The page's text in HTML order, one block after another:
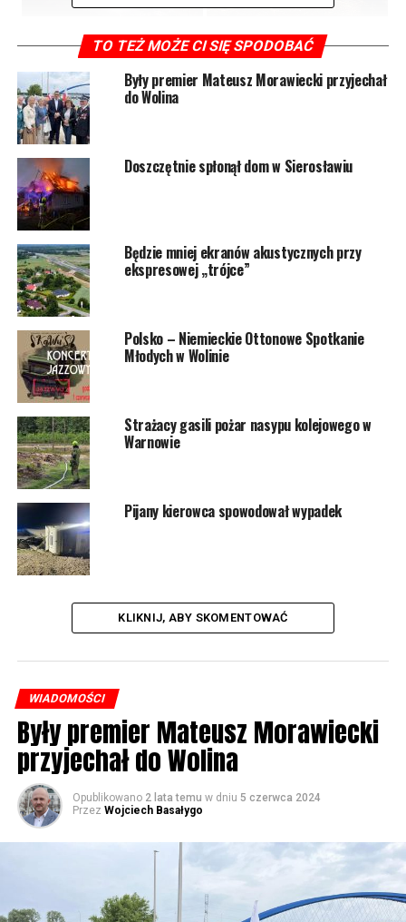
8010 odsłon
POWIĄZANE TEMATY: WOLIN
Pracowity wieczór kołczewskich strażaków
TO TEŻ MOŻE CI SIĘ SPODOBAĆ
Były premier Mateusz Morawiecki przyjechał
do Wolina
Doszczętnie spłonął dom w Sierosławiu
Będzie mniej ekranów akustycznych przy
ekspresowej „trójce”
Polsko – Niemieckie Ottonowe Spotkanie
Młodych w Wolinie
Strażacy gasili pożar nasypu kolejowego w
Warnowie
Pijany kierowca spowodował wypadek
KLIKNIJ, ABY SKOMENTOWAĆ
WIADOMOŚCI
Były premier Mateusz Morawiecki
przyjechał do Wolina
Opublikowano 2 lata temu w dniu 5 czerwca 2024
Przez Wojciech Basałygo